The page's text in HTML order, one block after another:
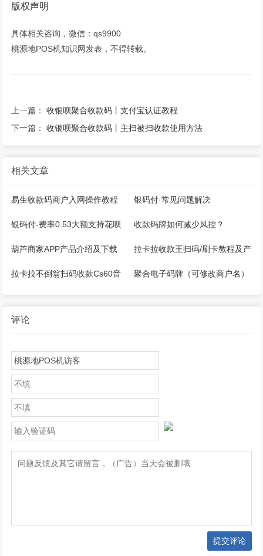
版权声明
具体相关咨询，微信：qs9900
桃源地POS机知识网发表，不得转载。
上一篇：收银呗聚合收款码丨支付宝认证教程
下一篇：收银呗聚合收款码丨主扫被扫收款使用方法
相关文章
易生收款码商户入网操作教程 银码付·常见问题解决
银码付-费率0.53大额支持花呗
微信，注册开通教程
收款码牌如何减少风控？
葫芦商家APP产品介绍及下载
拉卡拉收款王扫码/刷卡教程及产
品说明
拉卡拉不倒翁扫码收款Cs60音
聚合电子码牌（可修改商户名）
评论
提交评论